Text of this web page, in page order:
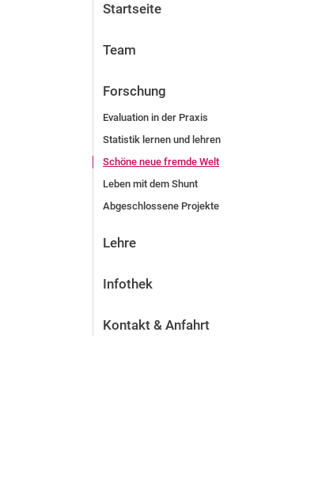
Startseite
Team
Forschung
Evaluation in der Praxis
Statistik lernen und lehren
Schöne neue fremde Welt
Leben mit dem Shunt
Abgeschlossene Projekte
Lehre
Infothek
Kontakt & Anfahrt